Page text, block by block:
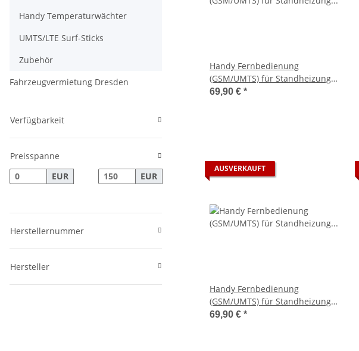
Handy Fernbedienung
(GSM/UMTS) für Standheizung
Eberspächer EasyStart R+
69,90 € *
AUSVERKAUFT
Handy Fernbedienung
(GSM/UMTS) für Standheizung
Eberspächer EasyStart T
69,90 € *
Handy Temperaturwächter
UMTS/LTE Surf-Sticks
Zubehör
Fahrzeugvermietung Dresden
Verfügbarkeit
Preisspanne
EUR
EUR
Herstellernummer
Hersteller